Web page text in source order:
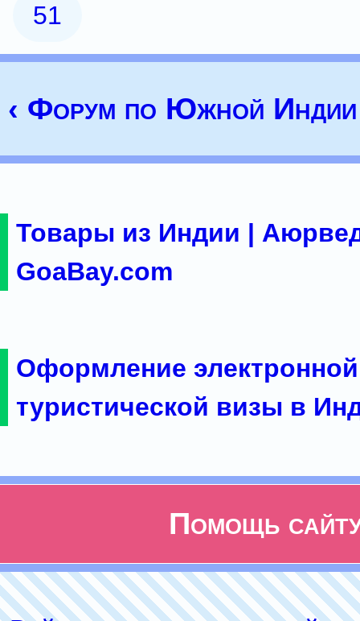
51
‹ Форум по Южной
Товары из Индии |
GoaBay.com
Оформление электронной
туристической визы в
Помощь